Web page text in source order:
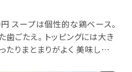
スープは個性的な鶏ベース。
ごたえ。 トッピングには大き
りまとまりがよく 美味しいら